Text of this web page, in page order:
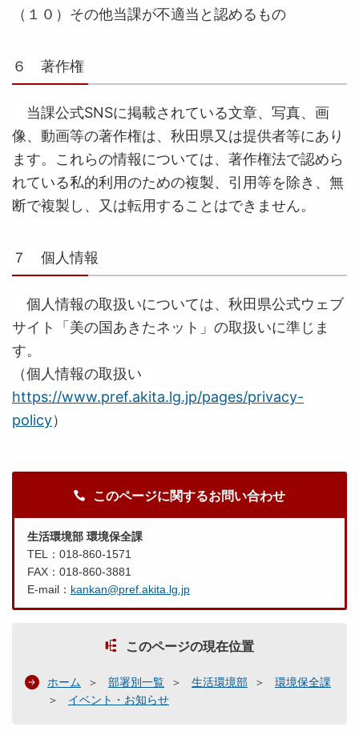
（１０）その他当課が不適当と認めるもの
６ 著作権
当課公式SNSに掲載されている文章、写真、画
像、動画等の著作権は、秋田県又は提供者等にあり
ます。これらの情報については、著作権法で認めら
れている私的利用のための複製、引用等を除き、無
断で複製し、又は転用することはできません。
７ 個人情報
個人情報の取扱いについては、秋田県公式ウェブ
サイト「美の国あきたネット」の取扱いに準じま
す。
（個人情報の取扱い
https://www.pref.akita.lg.jp/pages/privacy-
policy）
このページに関するお問い合わせ
生活環境部 環境保全課
TEL：018-860-1571
FAX：018-860-3881
E-mail： kankan@pref.akita.lg.jp
このページの現在位置
ホーム 部署別一覧 生活環境部
環境保全課
イベント・お知らせ